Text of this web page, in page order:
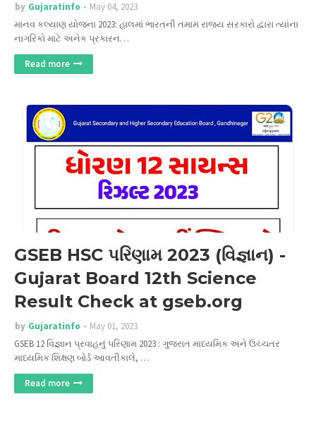
by Gujaratinfo
May 04, 2023
માનવ કલ્યાણ યોજના 2023: હાલમાં ભારતની તમામ રાજ્ય સરકારો દ્વારા ત્યાંના
નાગરિકો માટે અનેક પ્રકારન…
Read more
GSEB HSC પરિણામ 2023 (વિજ્ઞાન) -
Gujarat Board 12th Science
Result Check at gseb.org
by Gujaratinfo
May 01, 2023
GSEB 12 વિજ્ઞાન પ્રવાહનું પરિણામ 2023 : ગુજરાત માધ્યમિક અને ઉચ્ચતર
માધ્યમિક શિક્ષણ બોર્ડ આવતીકાલે, …
Read more